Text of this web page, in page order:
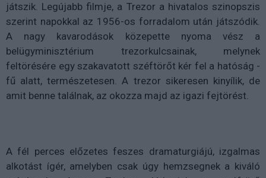
játszik. Legújabb filmje, a Trezor a hivatalos szinopszis
szerint napokkal az 1956-os forradalom után játszódik.
A nagy kavarodások közepette nyoma vész a
belügyminisztérium trezorkulcsainak, melynek
feltörésére egy szakavatott széftörőt kér fel a hatóság -
fű alatt, természetesen. A trezor sikeresen kinyílik, de
amit benne találnak, az okozza majd az igazi fejtörést.
A fél perces előzetes feszes dramaturgiájú, izgalmas
alkotást ígér, amelyben csak úgy hemzsegnek a kiváló